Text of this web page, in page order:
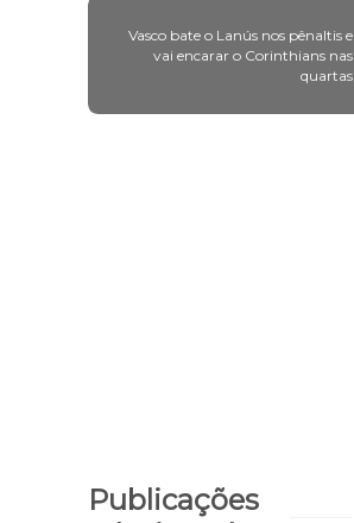
Vasco bate o Lanús nos pênaltis e
vai encarar o Corinthians nas
quartas
Publicações